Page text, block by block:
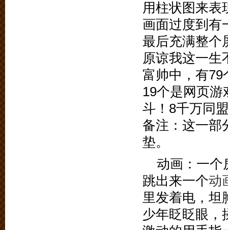
用柱状图来表
画面过度到有
最后充满整个
原谅我这一生
富帅中，有79
19个是网页
斗！8千万同
备注：这一部
垫。
动画：一个
跳出来一个动
里发着电，坦
少年眨眨眼，